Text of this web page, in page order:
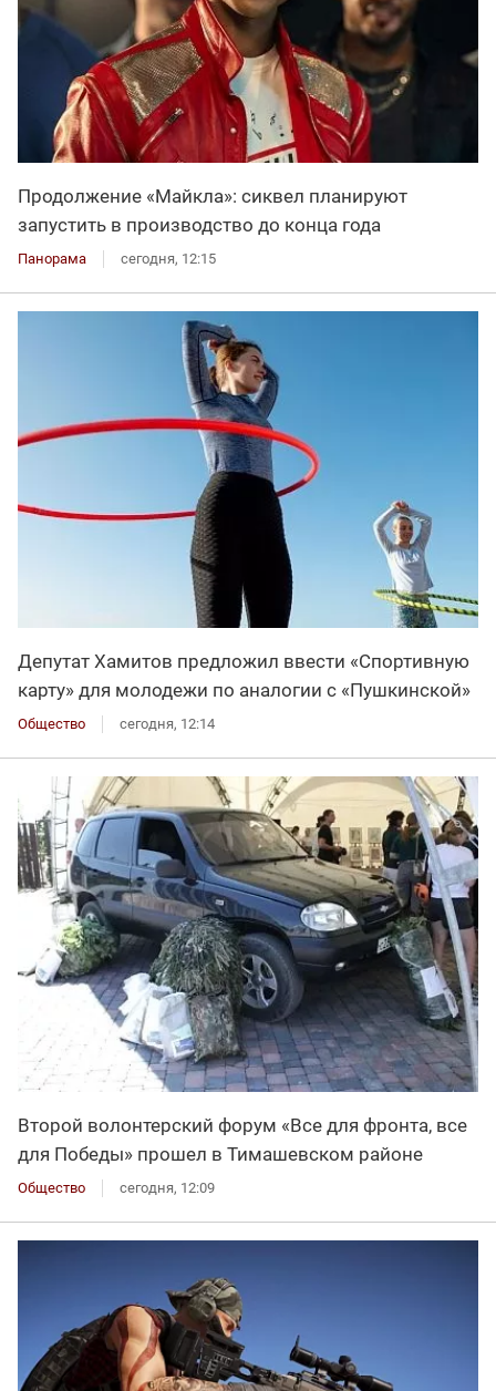
Продолжение «Майкла»: сиквел планируют
запустить в производство до конца года
Панорама сегодня, 12:15
Депутат Хамитов предложил ввести «Спортивную
карту» для молодежи по аналогии с «Пушкинской»
Общество сегодня, 12:14
Второй волонтерский форум «Все для фронта, все
для Победы» прошел в Тимашевском районе
Общество сегодня, 12:09